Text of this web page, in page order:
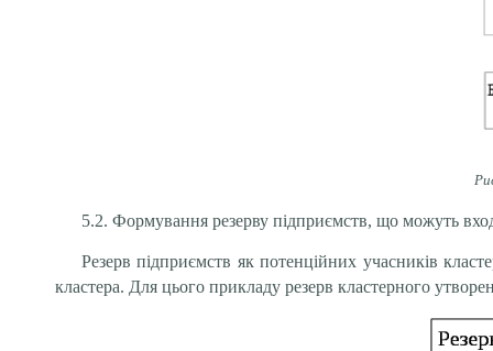
5.2. Формування резерву підприємств, що можуть
Резерв підприємств як потенційних учасників
кластера. Для цього прикладу резерв кластерного